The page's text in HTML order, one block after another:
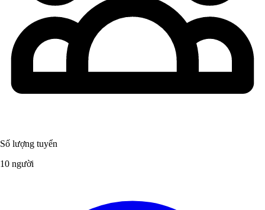
Số lượng tuyển
10 người